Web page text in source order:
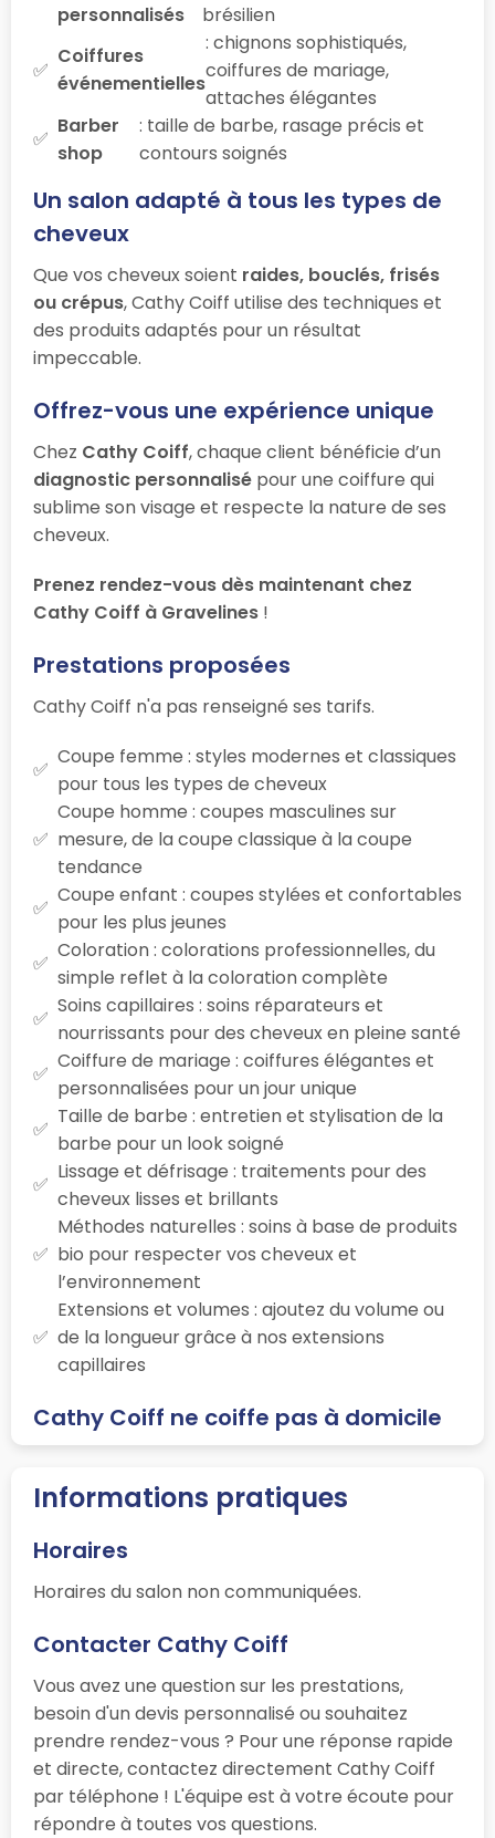
personnalisés
brésilien
Coiffures
événementielles
: chignons sophistiqués,
coiffures de mariage,
attaches élégantes
Barber
shop
: taille de barbe, rasage précis et
contours soignés
Un salon adapté à tous les types de
cheveux
Que vos cheveux soient raides, bouclés, frisés
ou crépus, Cathy Coiff utilise des techniques et
des produits adaptés pour un résultat
impeccable.
Offrez-vous une expérience unique
Chez Cathy Coiff, chaque client bénéficie d’un
diagnostic personnalisé pour une coiffure qui
sublime son visage et respecte la nature de ses
cheveux.
Prenez rendez-vous dès maintenant chez
Cathy Coiff à Gravelines !
Prestations proposées
Cathy Coiff n'a pas renseigné ses tarifs.
Coupe femme : styles modernes et classiques
pour tous les types de cheveux
Coupe homme : coupes masculines sur
mesure, de la coupe classique à la coupe
tendance
Coupe enfant : coupes stylées et confortables
pour les plus jeunes
Coloration : colorations professionnelles, du
simple reflet à la coloration complète
Soins capillaires : soins réparateurs et
nourrissants pour des cheveux en pleine santé
Coiffure de mariage : coiffures élégantes et
personnalisées pour un jour unique
Taille de barbe : entretien et stylisation de la
barbe pour un look soigné
Lissage et défrisage : traitements pour des
cheveux lisses et brillants
Méthodes naturelles : soins à base de produits
bio pour respecter vos cheveux et
l’environnement
Extensions et volumes : ajoutez du volume ou
de la longueur grâce à nos extensions
capillaires
Cathy Coiff ne coiffe pas à domicile
Informations pratiques
Horaires
Horaires du salon non communiquées.
Contacter Cathy Coiff
Vous avez une question sur les prestations,
besoin d'un devis personnalisé ou souhaitez
prendre rendez-vous ? Pour une réponse rapide
et directe, contactez directement Cathy Coiff
par téléphone ! L'équipe est à votre écoute pour
répondre à toutes vos questions.